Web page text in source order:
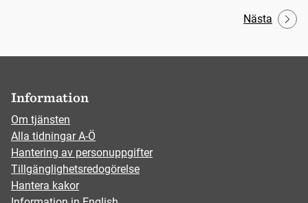
Nästa
Information
Om tjänsten
Alla tidningar A-Ö
Hantering av personuppgifter
Tillgänglighetsredogörelse
Hantera kakor